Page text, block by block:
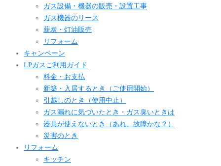
ガス設備・機器の販売・設置工事
ガス機器のリース
薪炭・灯油販売
リフォーム
キャンペーン
LPガスご利用ガイド
料金・お支払
新築・入居するとき（ご使用開始）
引越しのとき（使用中止）
ガス漏れに気づいたとき・ガス臭いときは
器具が使えないとき（あれ、故障かな？）
災害のとき
リフォーム
キッチン